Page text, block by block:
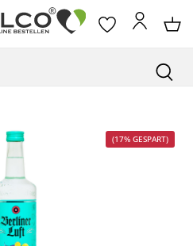
(17% GESPART)